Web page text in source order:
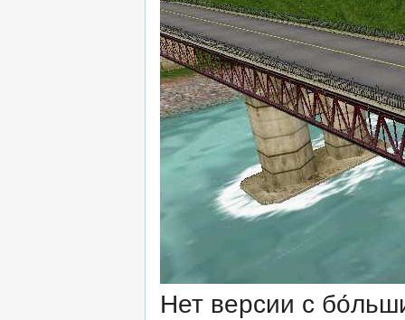
Нет версии с